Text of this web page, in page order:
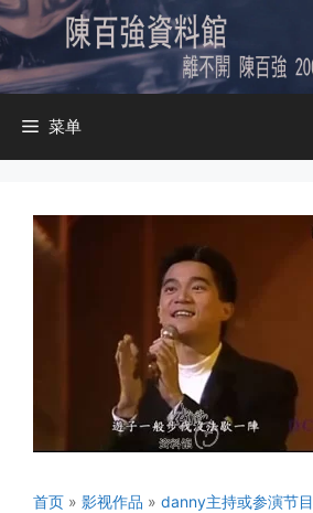
跳
至
内
容
菜单
首页 » 影视作品 » danny主持或参演节目